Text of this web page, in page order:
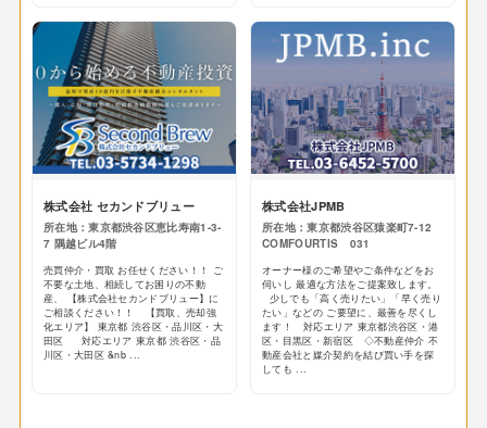
株式会社 セカンドブリュー
所在地：東京都渋谷区恵比寿南1-3-
7 隅越ビル4階
売買仲介・買取 お任せください！！ ご
不要な土地、相続してお困りの不動
産、 【株式会社セカンドブリュー】に
ご相談ください！！ 【買取、売却強
化エリア】 東京都 渋谷区・品川区・大
田区 対応エリア 東京都 渋谷区・品
川区・大田区 &nb ...
株式会社JPMB
所在地：東京都渋谷区猿楽町7-12
COMFOURTIS 031
オーナー様のご希望やご条件などをお
伺いし 最適な方法をご提案致します。
少しでも「高く売りたい」「早く売り
たい」などの ご要望に、最善を尽くし
ます！ 対応エリア 東京都渋谷区・港
区・目黒区・新宿区 ◇不動産仲介 不
動産会社と媒介契約を結び買い手を探
しても ...